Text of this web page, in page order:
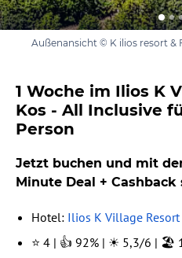
Außenansicht © K ilios resort &
1 Woche im Ilios K
Kos - All Inclusive
Person
Jetzt buchen und mit
Minute Deal + Cashback
Hotel: Ilios K Village Resort
⭐ 4 | 👍 92% | ☀️ 5,3/6 | 🏖️